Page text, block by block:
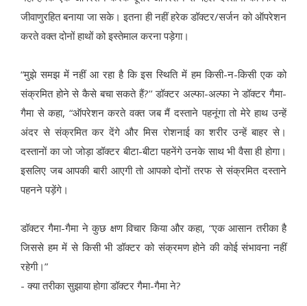
जीवाणुरहित बनाया जा सके। इतना ही नहीं हरेक डॉक्टर/सर्जन को ऑपरेशन
करते वक्त दोनों हाथों को इस्तेमाल करना पड़ेगा।
“मुझे समझ में नहीं आ रहा है कि इस स्थिति में हम किसी-न-किसी एक को
संक्रमित होने से कैसे बचा सकते हैं?’’ डॉक्टर अल्फा-अल्फा ने डॉक्टर गैमा-
गैमा से कहा, “ऑपरेशन करते वक्त जब मैं दस्ताने पहनूंगा तो मेरे हाथ उन्हें
अंदर से संक्रमित कर देंगे और मिस रोशनाई का शरीर उन्हें बाहर से।
दस्तानों का जो जोड़ा डॉक्टर बीटा-बीटा पहनेंगे उनके साथ भी वैसा ही होगा।
इसलिए जब आपकी बारी आएगी तो आपको दोनों तरफ से संक्रमित दस्ताने
पहनने पड़ेंगे।
डॉक्टर गैमा-गैमा ने कुछ क्षण विचार किया और कहा, “एक आसान तरीका है
जिससे हम में से किसी भी डॉक्टर को संक्रमण होने की कोई संभावना नहीं
रहेगी।”
- क्या तरीका सुझाया होगा डॉक्टर गैमा-गैमा ने?